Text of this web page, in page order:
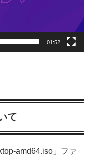
01:52
て
amd64.iso」ファ